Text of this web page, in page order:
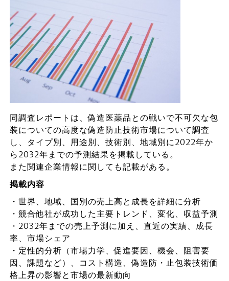
同調査レポートは、偽造医薬品との戦いで不可欠な包
装についての高度な偽造防止技術市場について調査
し、タイプ別、用途別、技術別、地域別に2022年か
ら2032年までの予測結果を掲載している。
また関連企業情報に関しても記載がある。
掲載内容
・世界、地域、国別の売上高と成長を詳細に分析
・競合他社が成功した主要トレンド、変化、収益予測
・2032年までの売上予測に加え、直近の実績、成長
率、市場シェア
・定性的分析（市場力学、促進要因、機会、阻害要
因、課題など）、コスト構造、偽造防・止包装技術価
格上昇の影響と市場の最新動向